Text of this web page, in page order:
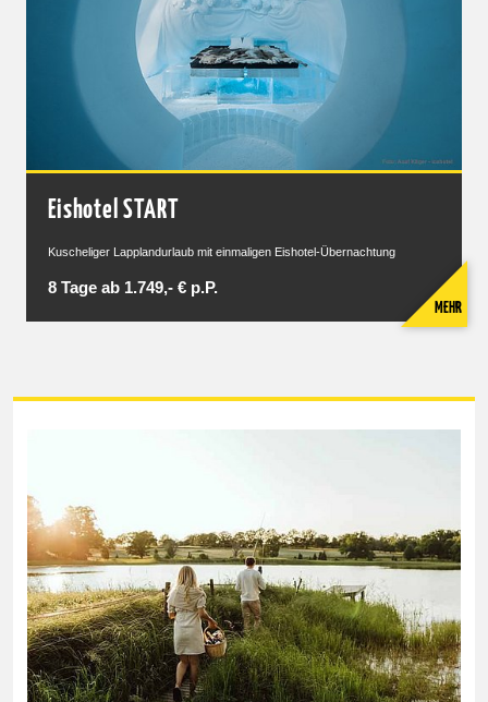
Eishotel START
Kuscheliger Lapplandurlaub mit einmaligen Eishotel-Übernachtung
8 Tage ab 1.749,- € p.P.
MEHR